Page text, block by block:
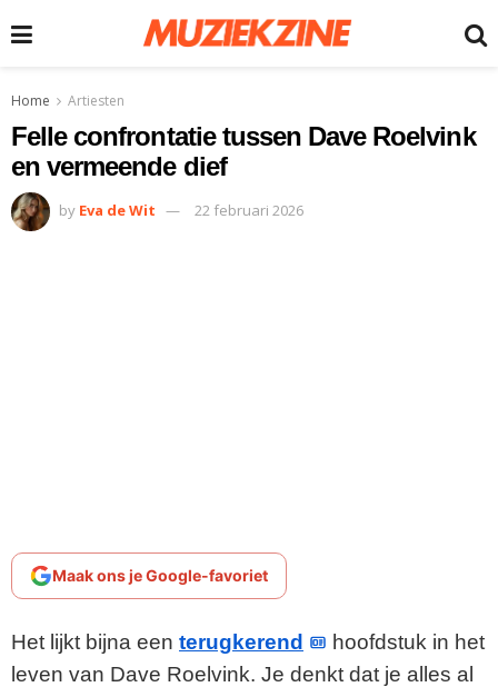
Home Artiesten
Felle confrontatie tussen Dave Roelvink
en vermeende dief
by Eva de Wit 22 februari 2026
Maak ons je Google-favoriet
Het lijkt bijna een terugkerend
hoofdstuk in het
leven van Dave Roelvink. Je denkt dat je alles al